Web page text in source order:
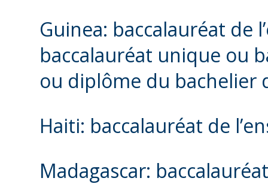
Guinea: baccalauréat de
baccalauréat unique ou
ou diplôme du bachelier
Haiti: baccalauréat de
Madagascar: